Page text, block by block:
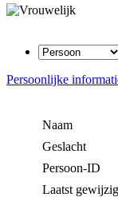
Persoonlijke
Naam
Geslacht
Persoon-ID
Laatst